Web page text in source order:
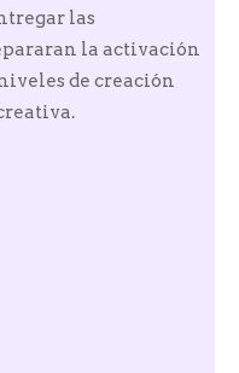
las
la activación
de creación